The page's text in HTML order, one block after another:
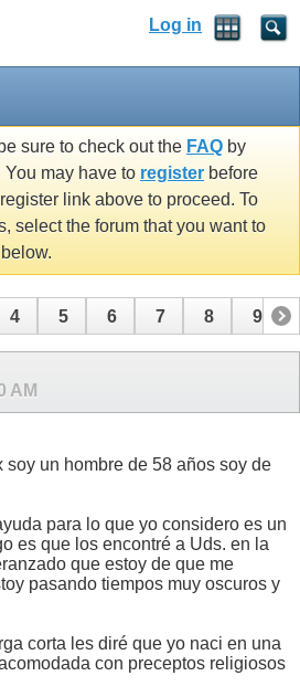
Log in
sure to check out the FAQ by
may have to register before
link above to proceed. To
select the forum that you want to
4 5 6 7 8 9
13 14 15
AM
soy un hombre de 58 años soy de
para lo que yo considero es un
es que los encontré a Uds. en la
que estoy de que me
pasando tiempos muy oscuros y
corta les diré que yo naci en una
con preceptos religiosos